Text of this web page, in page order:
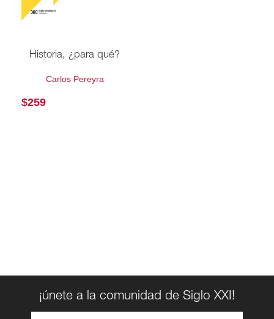
Historia, ¿para qué?
Carlos Pereyra
$259
¡únete a la comunidad de Siglo XXI!